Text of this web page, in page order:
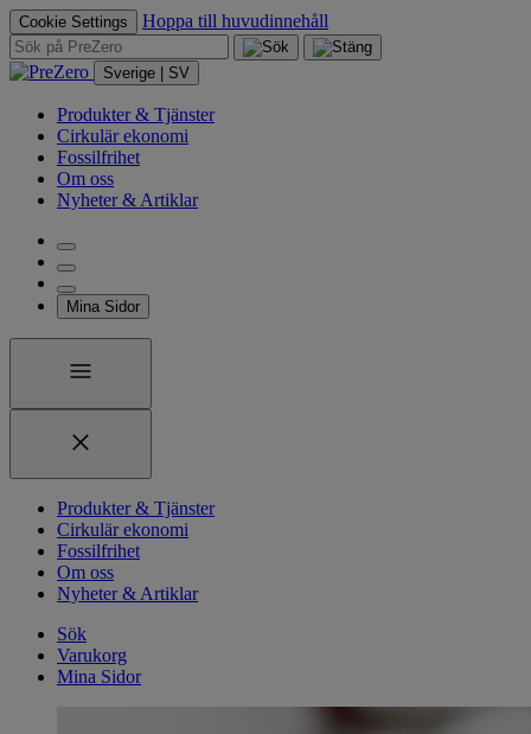
Cookie Settings Hoppa till huvudinnehåll
Sverige | SV
Produkter & Tjänster
Cirkulär ekonomi
Fossilfrihet
Om oss
Nyheter & Artiklar
Mina Sidor
Produkter & Tjänster
Cirkulär ekonomi
Fossilfrihet
Om oss
Nyheter & Artiklar
Sök
Varukorg
Mina Sidor